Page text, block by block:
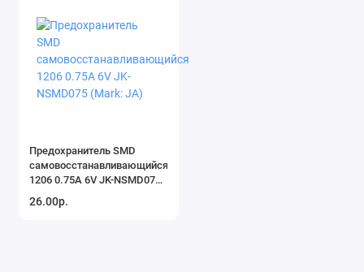
Предохранитель SMD
самовосстанавливающийся
1206 0.75A 6V JK-NSMD075
26.00р.